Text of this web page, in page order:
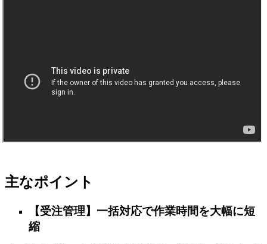
主なポイント
【受注管理】一括対応で作業時間を大幅に短
縮